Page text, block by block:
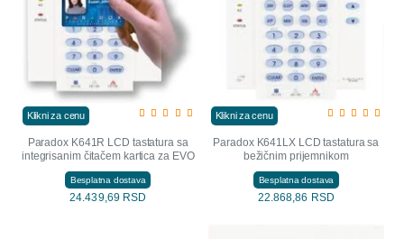
Klikni za cenu
Paradox K641R LCD tastatura sa
integrisanim čitačem kartica za EVO
Besplatna dostava
24.439,69 RSD
Klikni za cenu
Paradox K641LX LCD tastatura sa
bežičnim prijemnikom
Besplatna dostava
22.868,86 RSD